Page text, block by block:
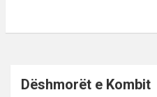
Dëshmorët e Kombit